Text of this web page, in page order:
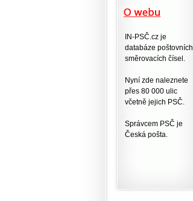
IN-PSČ.cz je
databáze poštovních
směrovacích čísel.
Nyní zde naleznete
přes 80 000 ulic
včetně jejich PSČ.
Správcem PSČ je
Česká pošta.